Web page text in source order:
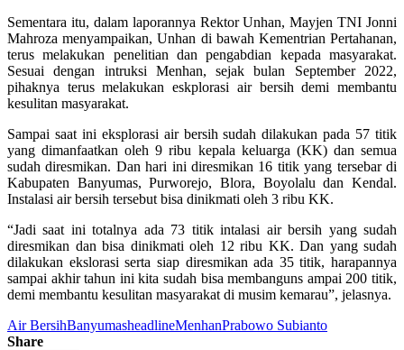
Sementara itu, dalam laporannya Rektor Unhan, Mayjen TNI Jonni
Mahroza menyampaikan, Unhan di bawah Kementrian Pertahanan,
terus melakukan penelitian dan pengabdian kepada masyarakat.
Sesuai dengan intruksi Menhan, sejak bulan September 2022,
pihaknya terus melakukan eskplorasi air bersih demi membantu
kesulitan masyarakat.
Sampai saat ini eksplorasi air bersih sudah dilakukan pada 57 titik
yang dimanfaatkan oleh 9 ribu kepala keluarga (KK) dan semua
sudah diresmikan. Dan hari ini diresmikan 16 titik yang tersebar di
Kabupaten Banyumas, Purworejo, Blora, Boyolalu dan Kendal.
Instalasi air bersih tersebut bisa dinikmati oleh 3 ribu KK.
“Jadi saat ini totalnya ada 73 titik intalasi air bersih yang sudah
diresmikan dan bisa dinikmati oleh 12 ribu KK. Dan yang sudah
dilakukan ekslorasi serta siap diresmikan ada 35 titik, harapannya
sampai akhir tahun ini kita sudah bisa membanguns ampai 200 titik,
demi membantu kesulitan masyarakat di musim kemarau”, jelasnya.
Air BersihBanyumasheadlineMenhanPrabowo Subianto
Share